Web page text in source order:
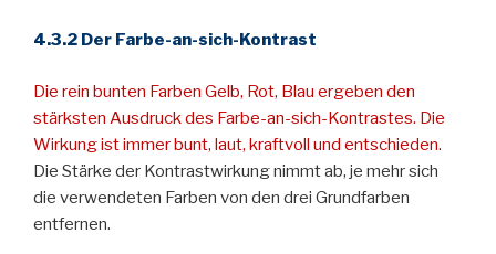
4.3.2 Der Farbe-an-sich-Kontrast
Die rein bunten Farben Gelb, Rot, Blau ergeben den
stärksten Ausdruck des Farbe-an-sich-Kontrastes. Die
Wirkung ist immer bunt, laut, kraftvoll und entschieden.
Die Stärke der Kontrastwirkung nimmt ab, je mehr sich
die verwendeten Farben von den drei Grundfarben
entfernen.